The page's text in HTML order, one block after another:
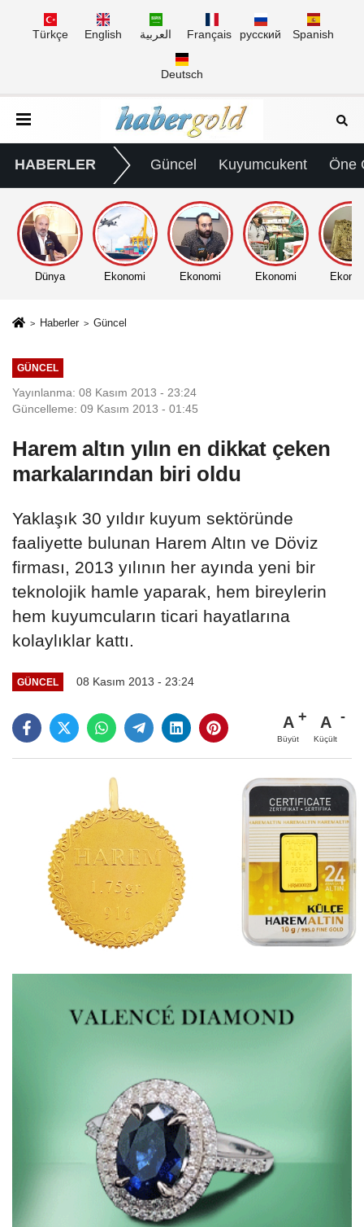
Türkçe English العربية Français русский Spanish
Deutsch
HABERLER Güncel Kuyumcukent Öne
Dünya Ekonomi Ekonomi Ekonomi
Haberler Güncel
GÜNCEL
Yayınlanma: 08 Kasım 2013 - 23:24
Güncelleme: 09 Kasım 2013 - 01:45
Harem altın yılın en dikkat çeken
markalarından biri oldu
Yaklaşık 30 yıldır kuyum sektöründe
faaliyette bulunan Harem Altın ve Döviz
firması, 2013 yılının her ayında yeni bir
teknolojik hamle yaparak, hem bireylerin
hem kuyumcuların ticari hayatlarına
kolaylıklar kattı.
GÜNCEL 08 Kasım 2013 - 23:24
A
Büyüt
A
Küçült